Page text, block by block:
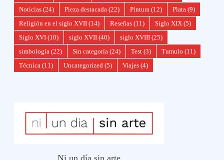
Noticias (24) Pieza destacada (22) Pintura (12) Plata (9)
Religión en el siglo XVII (14) Reseñas (11) Siglo XIX (5)
Siglo XVI (10) siglo XVII (40) siglo XVIII (25)
simbología (22) Sin categoría (24) Test (3) Tumulo (11)
Técnica (11) Uncategorized (5) Viajes (4)
Ni un día sin arte